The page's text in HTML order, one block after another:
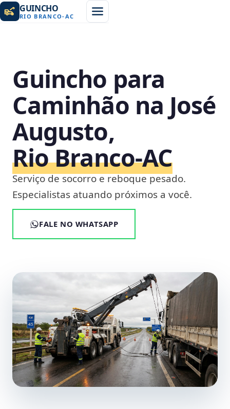
GUINCHO
RIO BRANCO-AC
Guincho para
Caminhão na José
Augusto,
Rio Branco‑AC
Serviço de socorro e reboque pesado.
Especialistas atuando próximos a você.
FALE NO WHATSAPP